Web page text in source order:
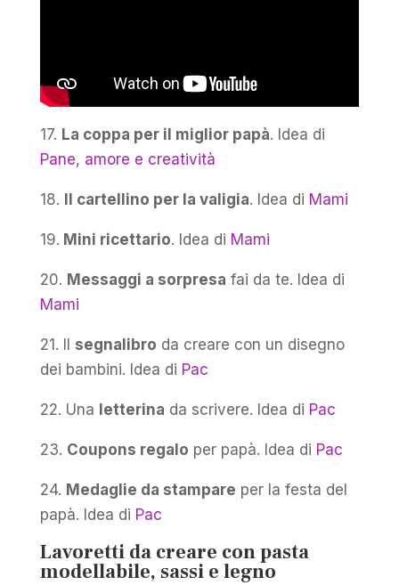
17. La coppa per il miglior papà. Idea di
Pane, amore e creatività
18. Il cartellino per la valigia. Idea di Mami
19. Mini ricettario. Idea di Mami
20. Messaggi a sorpresa fai da te. Idea di
Mami
21. Il segnalibro da creare con un disegno
dei bambini. Idea di Pac
22. Una letterina da scrivere. Idea di Pac
23. Coupons regalo per papà. Idea di Pac
24. Medaglie da stampare per la festa del
papà. Idea di Pac
Lavoretti da creare con pasta
modellabile, sassi e legno